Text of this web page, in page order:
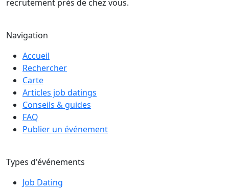
recrutement près de chez vous.
Navigation
Accueil
Rechercher
Carte
Articles job datings
Conseils & guides
FAQ
Publier un événement
Types d'événements
Job Dating